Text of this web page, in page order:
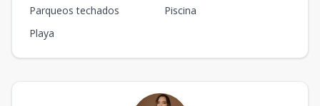
Parqueos techados
Piscina
Playa